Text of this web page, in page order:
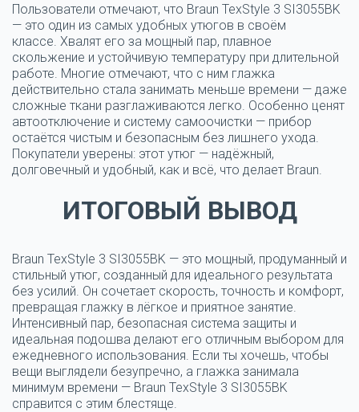
Пользователи отмечают, что Braun TexStyle 3 SI3055BK
— это один из самых удобных утюгов в своём
классе. Хвалят его за мощный пар, плавное
скольжение и устойчивую температуру при длительной
работе. Многие отмечают, что с ним глажка
действительно стала занимать меньше времени — даже
сложные ткани разглаживаются легко. Особенно ценят
автоотключение и систему самоочистки — прибор
остаётся чистым и безопасным без лишнего ухода.
Покупатели уверены: этот утюг — надёжный,
долговечный и удобный, как и всё, что делает Braun.
ИТОГОВЫЙ ВЫВОД
Braun TexStyle 3 SI3055BK — это мощный, продуманный и
стильный утюг, созданный для идеального результата
без усилий. Он сочетает скорость, точность и комфорт,
превращая глажку в лёгкое и приятное занятие.
Интенсивный пар, безопасная система защиты и
идеальная подошва делают его отличным выбором для
ежедневного использования. Если ты хочешь, чтобы
вещи выглядели безупречно, а глажка занимала
минимум времени — Braun TexStyle 3 SI3055BK
справится с этим блестяще.